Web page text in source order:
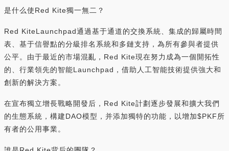
是什么使Red Kite獨一無二？
Red KiteLaunchpad通過基于通道的交換系統、集成的歸屬時間
表、基于信譽點的分級排名系統和多鏈支持，為所有參與者提供
公平。由于最近的市場混亂，Red Kite現在努力成為一個開拓性
的、行業領先的智能Launchpad，借助人工智能技術提供強大和
創新的解決方案。
在宣布獨立增長戰略開發后，Red Kite計劃逐步發展和擴大我們
的生態系統，構建DAO模型，并添加獨特的功能，以增加$PKF所
有者的公用事業。